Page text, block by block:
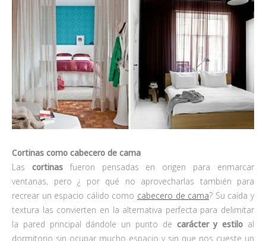
Cortinas como cabecero de cama
Las cortinasfueron pensadas en origen para enmarcar
ventanas, pero ¿ por qué no aprovecharlas también para
recrear un espacio cálido como cabecero de cama? Su caída y
textura las convierten en la alternativa perfecta para delimitar
la pared principal dándole un punto de carácter y estilo al
dormitorio sin ocupar mucho espacio y sin que nos cueste un